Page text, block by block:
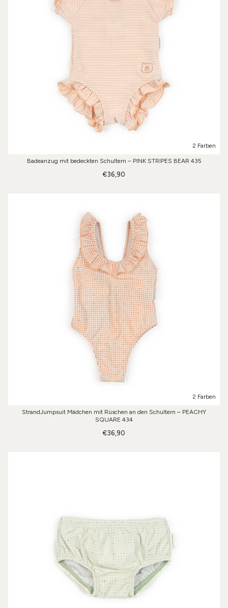
2 Farben
Badeanzug mit bedeckten Schultern – PINK STRIPES BEAR 435
€36,90
2 Farben
StrandJumpsuit Mädchen mit Rüschen an den Schultern – PEACHY
SQUARE 434
€36,90